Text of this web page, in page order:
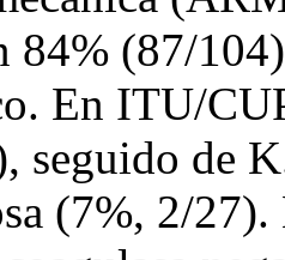
84% (87/
En ITU/
seguido de
(7%, 2/